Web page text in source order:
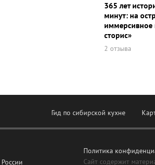
365 лет
минут: на
иммерсивное
сторис»
2 отзыва
Гид по сибирской кухне
Политика
Сайт содержит